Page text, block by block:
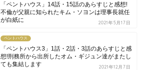
「ペントハウス」14話・15話のあらすじと感想!
不倫が父親に知られたキム・ソヨンは理事長就任
が白紙に
2021年5月17日
ペントハウス
「ペントハウス3」1話・2話・3話のあらすじと感
想!刑務所から出所したオム・ギジュン達がまたし
ても集結します
2021年12月7日